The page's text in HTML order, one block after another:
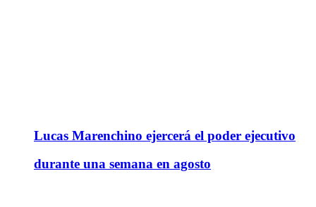
Lucas Marenchino ejercerá el poder ejecutivo
durante una semana en agosto